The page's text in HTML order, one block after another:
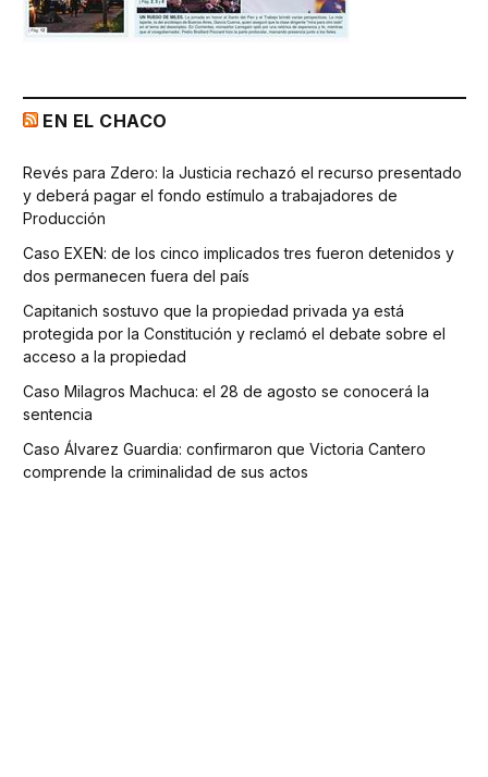
EN EL CHACO
Revés para Zdero: la Justicia rechazó el recurso presentado
y deberá pagar el fondo estímulo a trabajadores de
Producción
Caso EXEN: de los cinco implicados tres fueron detenidos y
dos permanecen fuera del país
Capitanich sostuvo que la propiedad privada ya está
protegida por la Constitución y reclamó el debate sobre el
acceso a la propiedad
Caso Milagros Machuca: el 28 de agosto se conocerá la
sentencia
Caso Álvarez Guardia: confirmaron que Victoria Cantero
comprende la criminalidad de sus actos